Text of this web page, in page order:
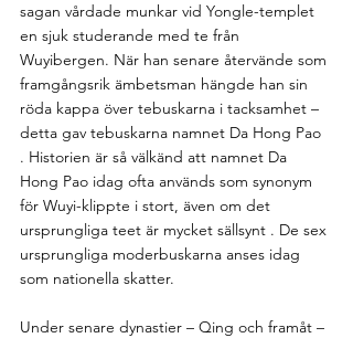
sagan vårdade munkar vid Yongle-templet
en sjuk studerande med te från
Wuyibergen. När han senare återvände som
framgångsrik ämbetsman hängde han sin
röda kappa över tebuskarna i tacksamhet –
detta gav tebuskarna namnet Da Hong Pao
. Historien är så välkänd att namnet Da
Hong Pao idag ofta används som synonym
för Wuyi-klippte i stort, även om det
ursprungliga teet är mycket sällsynt . De sex
ursprungliga moderbuskarna anses idag
som nationella skatter.
Under senare dynastier – Qing och framåt –